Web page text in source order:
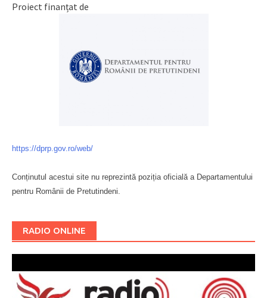
Proiect finanțat de
https://dprp.gov.ro/web/
Conținutul acestui site nu reprezintă poziția oficială a Departamentului
pentru Românii de Pretutindeni.
RADIO ONLINE